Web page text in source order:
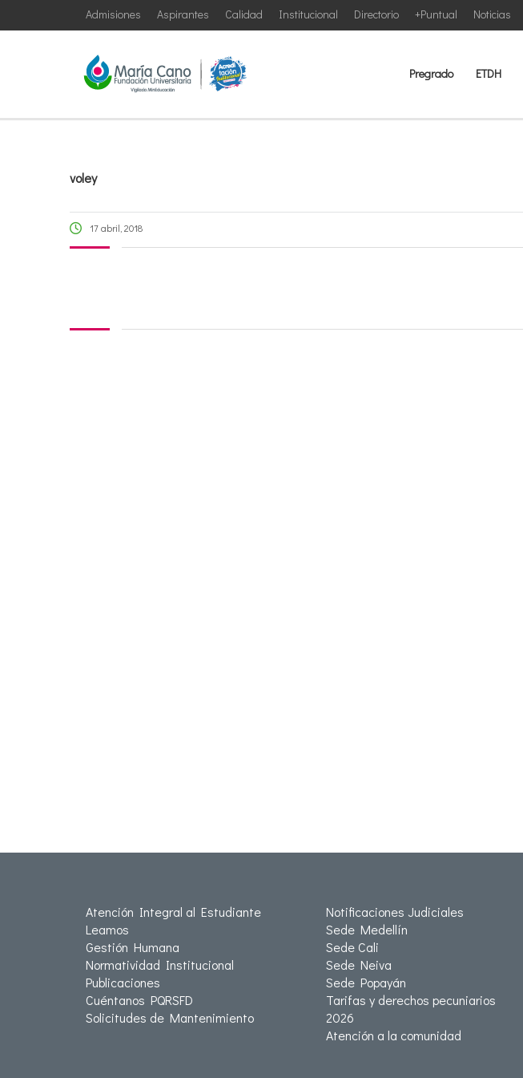
Noticias
+Puntual
Directorio
Institucional
Calidad
Aspirantes
Admisiones
Pregrado ETDH
voley
17 abril, 2018
Atención Integral al Estudiante
Leamos
Gestión Humana
Normatividad Institucional
Publicaciones
Cuéntanos PQRSFD
Solicitudes de Mantenimiento
Notificaciones Judiciales
Sede Medellín
Sede Cali
Sede Neiva
Sede Popayán
Tarifas y derechos pecuniarios
2026
Atención a la comunidad